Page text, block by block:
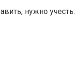
нужно учесть: